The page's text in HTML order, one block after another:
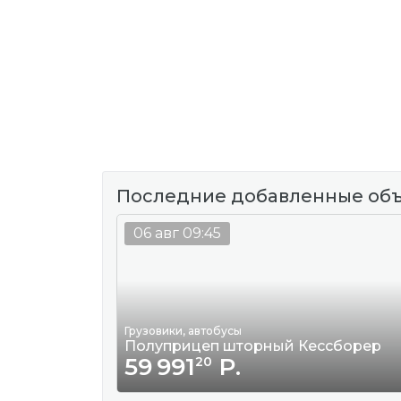
Последние добавленные
Грузовики, автобусы
Полуприцеп шторный Кессборер
59 99120 Р.
06 авг 09:45